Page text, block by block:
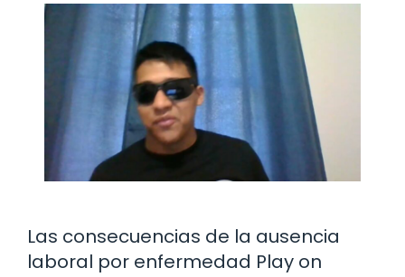
Las consecuencias de la ausencia
laboral por enfermedad Play on